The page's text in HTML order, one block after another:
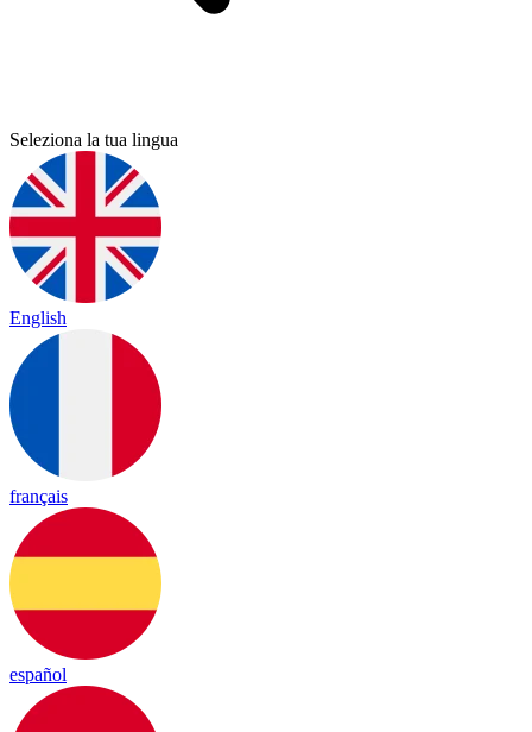
Seleziona la tua lingua
English
français
español